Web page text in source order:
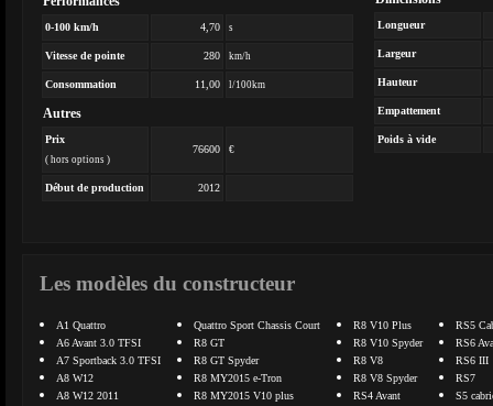
0-100 km/h 4,70 s
Vitesse de pointe 280 km/h
Consommation 11,00 l/100km
Autres
Prix
( hors options )
76600 €
Début de production 2012
Longueur
Largeur
Hauteur
Empattement
Poids à vide
Les modèles du constructeur
A1 Quattro
A6 Avant 3.0 TFSI
A7 Sportback 3.0 TFSI
A8 W12
A8 W12 2011
Quattro Sport Chassis Court
R8 GT
R8 GT Spyder
R8 MY2015 e-Tron
R8 MY2015 V10 plus
R8 V10 Plus
R8 V10 Spyder
R8 V8
R8 V8 Spyder
RS4 Avant
RS5
RS6
RS6 III
RS7
S5